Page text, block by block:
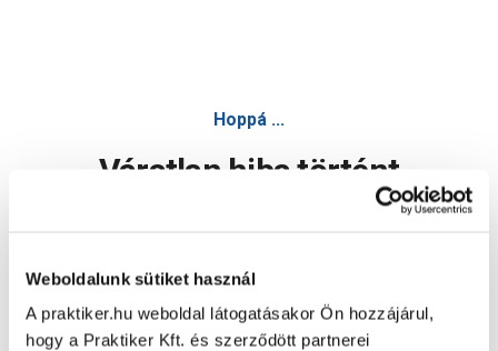
Weboldalunk sütiket használ
A praktiker.hu weboldal látogatásakor Ön hozzájárul,
hogy a Praktiker Kft. és szerződött partnerei
Hoppá ...
Váratlan hiba történt
Oldal újratöltése